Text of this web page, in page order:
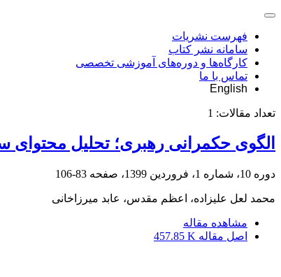
فهرست نشریات
سامانه نشر کتاب
کارگاه‌ها و دوره‌های آموزشی تخصصی
تماس با ما
English
تعداد مقالات: 1
الگوی حکمرانی رهبری؛ تحلیل محتوای
دوره 10، شماره 1، فروردین 1399، صفحه 83-106
محمد لعل علیزاده، اعظم مقدس، عابد میرزاخانی
مشاهده مقاله
اصل مقاله 457.85 K